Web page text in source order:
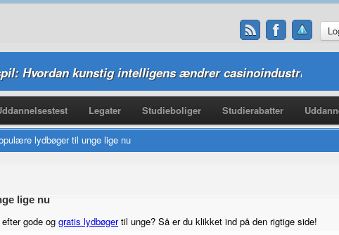
Hvordan kunstig intelligens ændrer casinoindustrien
Legater Studieboliger Studierabatter
lydbøger til unge lige nu
lige nu
gode og gratis lydbøgertil unge? Så er du klikket ind på den rigtige side!